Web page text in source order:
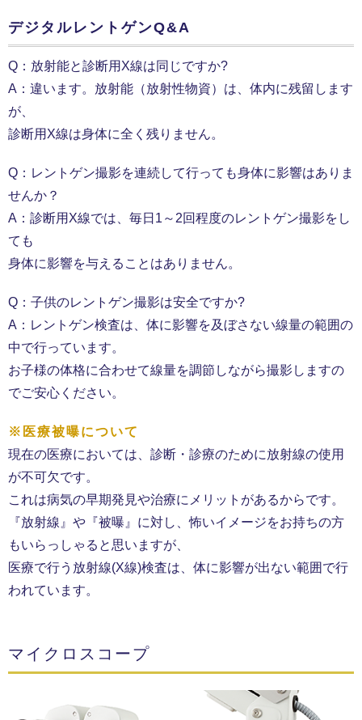
デジタルレントゲンQ&A
Q：放射能と診断用X線は同じですか?
A：違います。放射能（放射性物資）は、体内に残留します
が、
診断用X線は身体に全く残りません。
Q：レントゲン撮影を連続して行っても身体に影響はありま
せんか？
A：診断用X線では、毎日1～2回程度のレントゲン撮影をし
ても
身体に影響を与えることはありません。
Q：子供のレントゲン撮影は安全ですか?
A：レントゲン検査は、体に影響を及ぼさない線量の範囲の
中で行っています。
お子様の体格に合わせて線量を調節しながら撮影しますの
でご安心ください。
※医療被曝について
現在の医療においては、診断・診療のために放射線の使用
が不可欠です。
これは病気の早期発見や治療にメリットがあるからです。
『放射線』や『被曝』に対し、怖いイメージをお持ちの方
もいらっしゃると思いますが、
医療で行う放射線(X線)検査は、体に影響が出ない範囲で行
われています。
マイクロスコープ